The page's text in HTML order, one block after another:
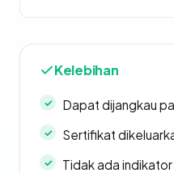
Kelebihan
Dapat dijangkau
Sertifikat
Tidak ada